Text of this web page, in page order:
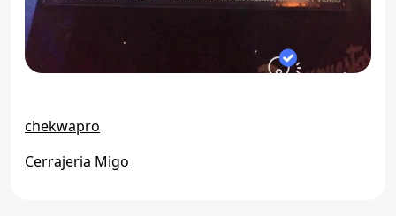
chekwapro
Cerrajeria Migo